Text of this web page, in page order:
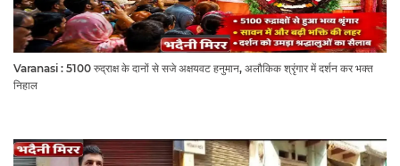
Varanasi : 5100 रुद्राक्ष के दानों से सजे अक्षयवट हनुमान, अलौकिक श्रृंगार में दर्शन कर भक्त
निहाल